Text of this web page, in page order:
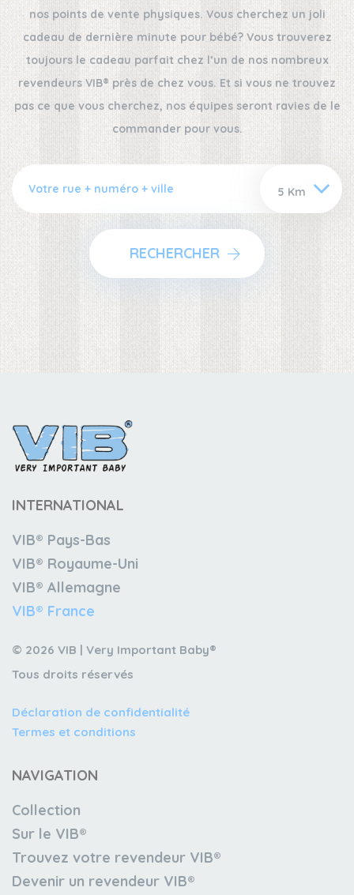
nos points de vente physiques. Vous cherchez un joli
cadeau de dernière minute pour bébé? Vous trouverez
toujours le cadeau parfait chez l’un de nos nombreux
revendeurs VIB® près de chez vous. Et si vous ne trouvez
pas ce que vous cherchez, nos équipes seront ravies de le
commander pour vous.
RECHERCHER
INTERNATIONAL
VIB® Pays-Bas
VIB® Royaume-Uni
VIB® Allemagne
VIB® France
© 2026 VIB | Very Important Baby®
Tous droits réservés
Déclaration de confidentialité
Termes et conditions
NAVIGATION
Collection
Sur le VIB®
Trouvez votre revendeur VIB®
Devenir un revendeur VIB®